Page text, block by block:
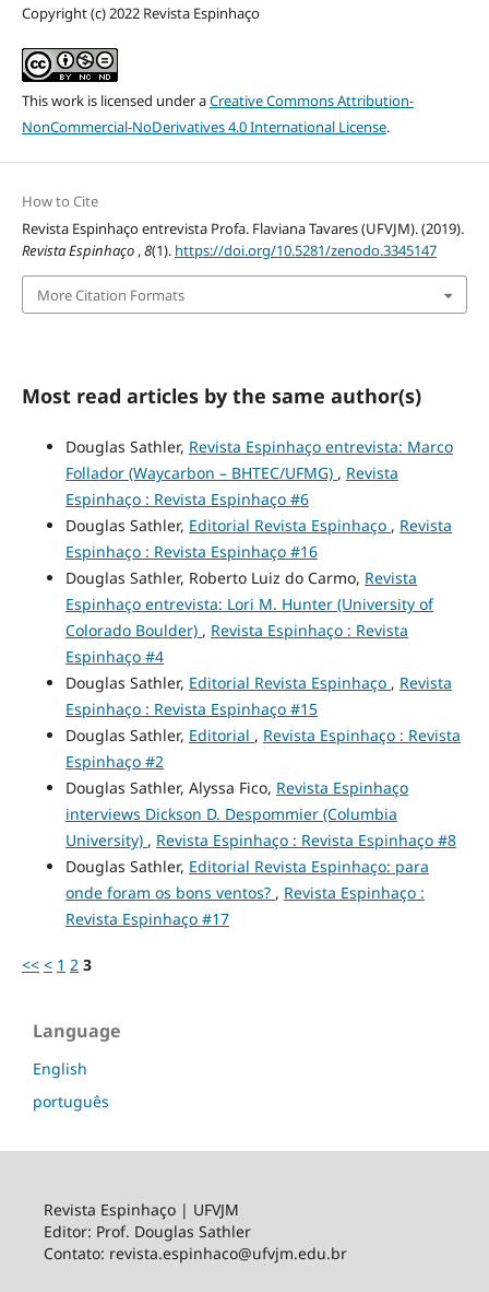
Copyright (c) 2022 Revista Espinhaço
This work is licensed under aCreative Commons Attribution-
NonCommercial-NoDerivatives 4.0 International License.
How to Cite
Revista Espinhaço entrevista Profa. Flaviana Tavares (UFVJM). (2019).
Revista Espinhaço ,8(1). https://doi.org/10.5281/zenodo.3345147
More Citation Formats
Most read articles by the same author(s)
Douglas Sathler, Revista Espinhaço entrevista: Marco
Follador (Waycarbon – BHTEC/UFMG) , Revista
Espinhaço : Revista Espinhaço #6
Douglas Sathler, Editorial Revista Espinhaço , Revista
Espinhaço : Revista Espinhaço #16
Douglas Sathler, Roberto Luiz do Carmo, Revista
Espinhaço entrevista: Lori M. Hunter (University of
Colorado Boulder) , Revista Espinhaço : Revista
Espinhaço #4
Douglas Sathler, Editorial Revista Espinhaço , Revista
Espinhaço : Revista Espinhaço #15
Douglas Sathler, Editorial , Revista Espinhaço : Revista
Espinhaço #2
Douglas Sathler, Alyssa Fico, Revista Espinhaço
interviews Dickson D. Despommier (Columbia
University) , Revista Espinhaço : Revista Espinhaço #8
Douglas Sathler, Editorial Revista Espinhaço: para
onde foram os bons ventos? , Revista Espinhaço :
Revista Espinhaço #17
<< < 1 2 3
Language
English
português
Revista Espinhaço | UFVJM
Editor: Prof. Douglas Sathler
Contato: revista.espinhaco@ufvjm.edu.br